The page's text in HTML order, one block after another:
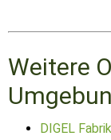
Weitere
DIGEL